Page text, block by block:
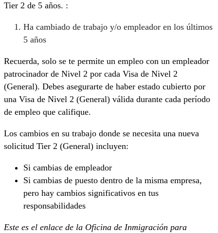
Tier 2 de 5 años. :
Ha cambiado de trabajo y/o empleador en los últimos
5 años
Recuerda, solo se te permite un empleo con un empleador
patrocinador de Nivel 2 por cada Visa de Nivel 2
(General). Debes asegurarte de haber estado cubierto por
una Visa de Nivel 2 (General) válida durante cada período
de empleo que califique.
Los cambios en su trabajo donde se necesita una nueva
solicitud Tier 2 (General) incluyen:
Si cambias de empleador
Si cambias de puesto dentro de la misma empresa,
pero hay cambios significativos en tus
responsabilidades
Este es el enlace de la Oficina de Inmigración para